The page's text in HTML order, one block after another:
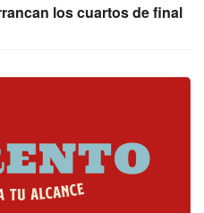
los cuartos de final